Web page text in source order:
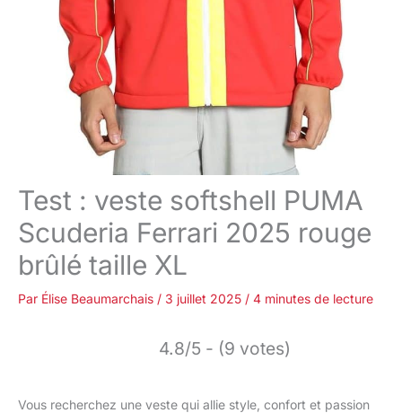
Test : veste softshell PUMA
Scuderia Ferrari 2025 rouge
brûlé taille XL
Par Élise Beaumarchais / 3 juillet 2025 / 4 minutes de lecture
4.8/5 - (9 votes)
Vous recherchez une veste qui allie style, confort et passion